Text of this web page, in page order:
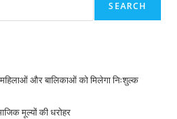
SEARCH
और बालिकाओं को मिलेगा निःशुल्क
मूल्यों की धरोहर